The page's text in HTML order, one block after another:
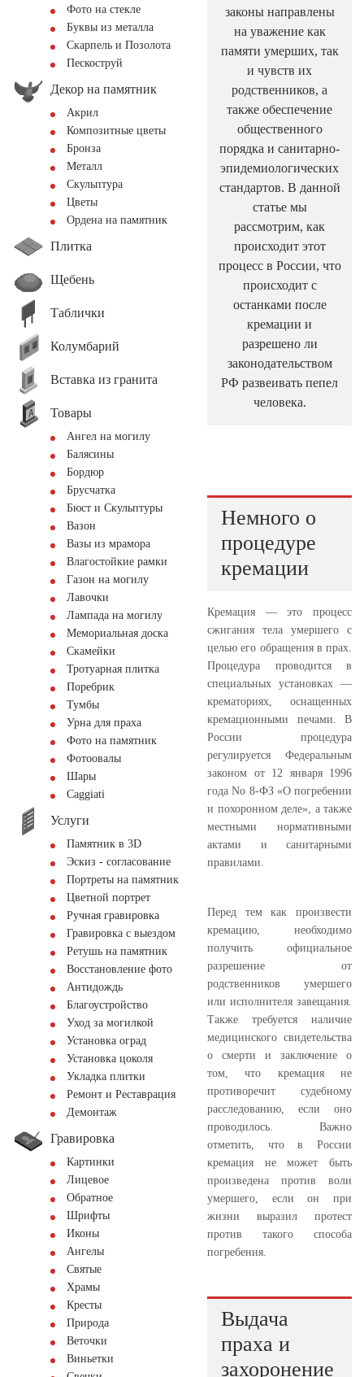
Фото на стекле
Буквы из металла
Скарпель и Позолота
Пескоструй
Декор на памятник
Акрил
Композитные цветы
Бронза
Металл
Скульптура
Цветы
Ордена на памятник
Плитка
Щебень
Таблички
Колумбарий
Вставка из гранита
Товары
Ангел на могилу
Балясины
Бордюр
Брусчатка
Бюст и Скульптуры
Вазон
Вазы из мрамора
Влагостойкие рамки
Газон на могилу
Лавочки
Лампада на могилу
Мемориальная доска
Скамейки
Тротуарная плитка
Поребрик
Тумбы
Урна для праха
Фото на памятник
Фотоовалы
Шары
Сaggiati
Услуги
Памятник в 3D
Эскиз - согласование
Портреты на памятник
Цветной портрет
Ручная гравировка
Гравировка с выездом
Ретушь на памятник
Восстановление фото
Антидождь
Благоустройство
Уход за могилкой
Установка оград
Установка цоколя
Укладка плитки
Ремонт и Реставрация
Демонтаж
Гравировка
Картинки
Лицевое
Обратное
Шрифты
Иконы
Ангелы
Святые
Храмы
Кресты
Природа
Веточки
Виньетки
законы направлены
на уважение как
памяти умерших, так
и чувств их
родственников, а
также обеспечение
общественного
порядка и санитарно-
эпидемиологических
стандартов. В данной
статье мы
рассмотрим, как
происходит этот
процесс в России, что
происходит с
останками после
кремации и
разрешено ли
законодательством
РФ развеивать пепел
человека.
Немного о
процедуре
кремации
Кремация — это процесс
сжигания тела умершего с
целью его обращения в прах.
Процедура проводится в
специальных установках —
крематориях, оснащенных
кремационными печами. В
России процедура
регулируется Федеральным
законом от 12 января 1996
года No 8-ФЗ «О погребении
и похоронном деле», а также
местными нормативными
актами и санитарными
правилами.
Перед тем как произвести
кремацию, необходимо
получить официальное
разрешение от
родственников умершего
или исполнителя завещания.
Также требуется наличие
медицинского свидетельства
о смерти и заключение о
том, что кремация не
противоречит судебному
расследованию, если оно
проводилось. Важно
отметить, что в России
кремация не может быть
произведена против воли
умершего, если он при
жизни выразил протест
против такого способа
погребения.
Выдача
праха и
захоронение